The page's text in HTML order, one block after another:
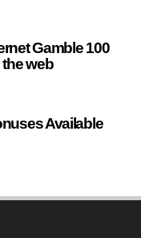
Gamble 100
the web
Available